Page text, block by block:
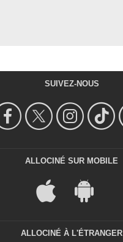
SUIVEZ-NOUS
ALLOCINÉ SUR MOBILE
ALLOCINÉ À L'ÉTRANGER